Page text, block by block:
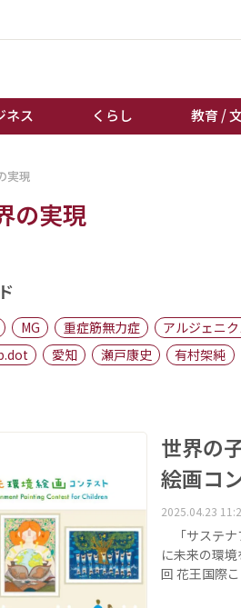
ネス くらし 教育 /
ジ
地域
キーパーソ
実現
の実現
MG 重症筋無力症 アルジェニ
愛知 瀬戸康史
有村架純
世界の
絵画コ
2025.04.23
「サステナ
に未来の環
回 花王国際